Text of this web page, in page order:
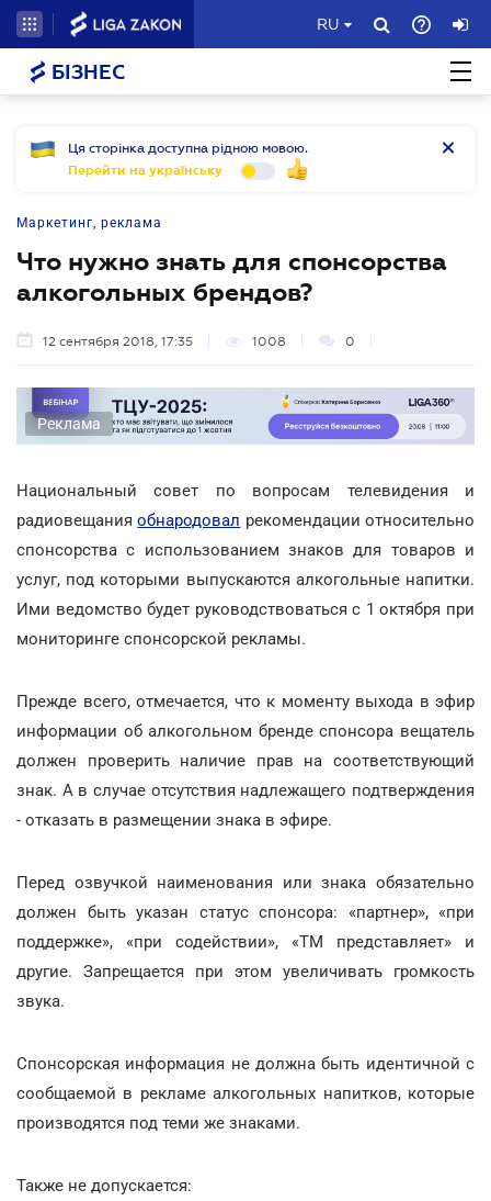
RU
БІЗНЕС
Ця сторінка доступна рідною мовою.
Перейти на українську
Маркетинг, реклама
Что нужно знать для спонсорства
алкогольных брендов?
12 сентября 2018, 17:35 1008 0
Реклама
Национальный совет по вопросам телевидения и
радиовещанияобнародовал рекомендации относительно
спонсорства с использованием знаков для товаров и
услуг, под которыми выпускаются алкогольные напитки.
Ими ведомство будет руководствоваться с 1 октября при
мониторинге спонсорской рекламы.
Прежде всего, отмечается, что к моменту выхода в эфир
информации об алкогольном бренде спонсора вещатель
должен проверить наличие прав на соответствующий
знак. А в случае отсутствия надлежащего подтверждения
- отказать в размещении знака в эфире.
Перед озвучкой наименования или знака обязательно
должен быть указан статус спонсора: «партнер», «при
поддержке», «при содействии», «ТМ представляет» и
другие. Запрещается при этом увеличивать громкость
звука.
Спонсорская информация не должна быть идентичной с
сообщаемой в рекламе алкогольных напитков, которые
производятся под теми же знаками.
Также не допускается: